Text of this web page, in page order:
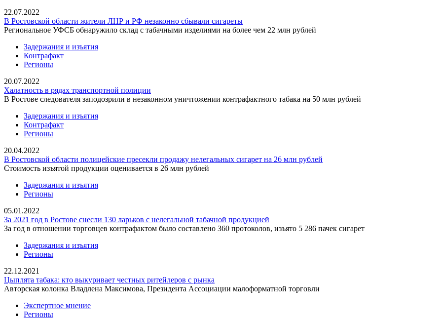
22.07.2022
В Ростовской области жители ЛНР и РФ незаконно сбывали сигареты
Региональное УФСБ обнаружило склад с табачными изделиями на более чем 22 млн рублей
Задержания и изъятия
Контрафакт
Регионы
20.07.2022
Халатность в рядах транспортной полиции
В Ростове следователя заподозрили в незаконном уничтожении контрафактного табака на 50 млн рублей
Задержания и изъятия
Контрафакт
Регионы
20.04.2022
В Ростовской области полицейские пресекли продажу нелегальных сигарет на 26 млн рублей
Стоимость изъятой продукции оценивается в 26 млн рублей
Задержания и изъятия
Регионы
05.01.2022
За 2021 год в Ростове снесли 130 ларьков с нелегальной табачной продукцией
За год в отношении торговцев контрафактом было составлено 360 протоколов, изъято 5 286 пачек сигарет
Задержания и изъятия
Регионы
22.12.2021
Цыплята табака: кто выкуривает честных ритейлеров с рынка
Авторская колонка Владлена Максимова, Президента Ассоциации малоформатной торговли
Экспертное мнение
Регионы